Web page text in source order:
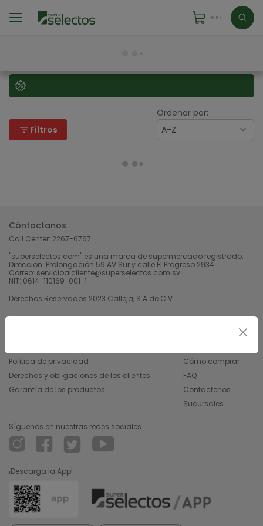
filter_list Filtros
Ordenar por:
A-Z
Cóntactanos
Call Center: 2267-6767
"superselectos.com" es una marca de supermercado registrado.
Dirección: Prolongación 59 AV Sur y calle El Progreso 2934.
Correo: servicioalcliente@superselectos.com.sv
NIT: 0614-110169-001-1
Derechos Reservados 2023 Calleja, S.A de C.V.
Política de privacidad
Derechos y obligaciones de los clientes
Garantía de los productos
Cómo comprar
FAQ
Contáctenos
Sucursales
Síguenos en nuestras redes sociales
¡Descarga la App!